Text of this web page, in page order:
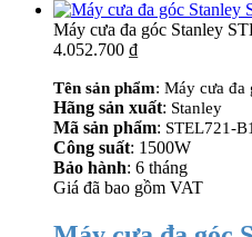
Máy cưa đa góc Stanley
4.052.700 ₫
Tên sản phẩm: Máy cưa đa
Hãng sản xuất: Stanley
Mã sản phẩm: STEL721-B1
Công suất: 1500W
Bảo hành: 6 tháng
Giá đã bao gồm VAT